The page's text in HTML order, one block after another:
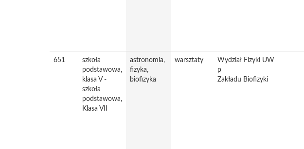
651
szkoła
podstawowa,
klasa V -
szkoła
podstawowa,
Klasa VII
astronomia,
fizyka,
biofizyka
warsztaty
Wydział Fizyki UW
p
Zakładu Biofizyki